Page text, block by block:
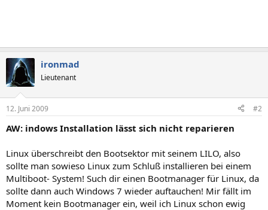
ironmad
Lieutenant
12. Juni 2009 #2
AW: indows Installation lässt sich nicht reparieren
Linux überschreibt den Bootsektor mit seinem LILO, also
sollte man sowieso Linux zum Schluß installieren bei einem
Multiboot- System! Such dir einen Bootmanager für Linux, da
sollte dann auch Windows 7 wieder auftauchen! Mir fällt im
Moment kein Bootmanager ein, weil ich Linux schon ewig